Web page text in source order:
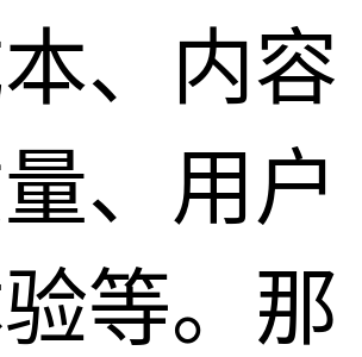
、内容
、用户
等。那